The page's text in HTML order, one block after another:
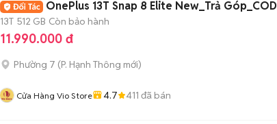
OnePlus 13T Snap 8 Elite New_Trả Góp_COD
13T 512 GB Còn bảo hành
11.990.000 đ
Phường 7 (P. Hạnh Thông mới)
Cửa Hàng Vio Store 4.7 411 đã bán